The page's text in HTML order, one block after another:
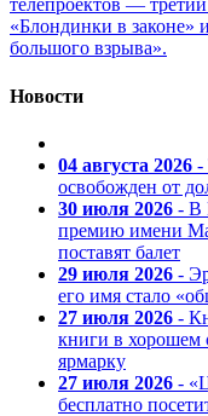
телепроектов —
«Блондинки в законе»
большого взрыва».
Новости
04 августа 2026 -
освобожден от
30 июля 2026 - В
премию имени
поставят балет
29 июля 2026 -
его имя стало
27 июля 2026 -
книги в хорошем
ярмарку
27 июля 2026 -
бесплатно